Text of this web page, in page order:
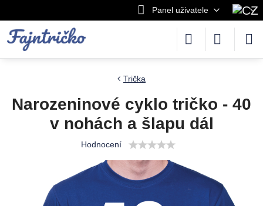
Panel uživatele
Trička
Narozeninové cyklo tričko - 40
v nohách a šlapu dál
Hodnocení